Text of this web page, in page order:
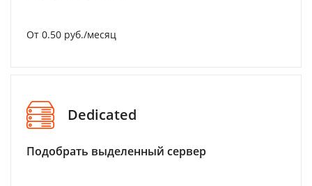
От 0.50 руб./месяц
Dedicated
Подобрать выделенный сервер